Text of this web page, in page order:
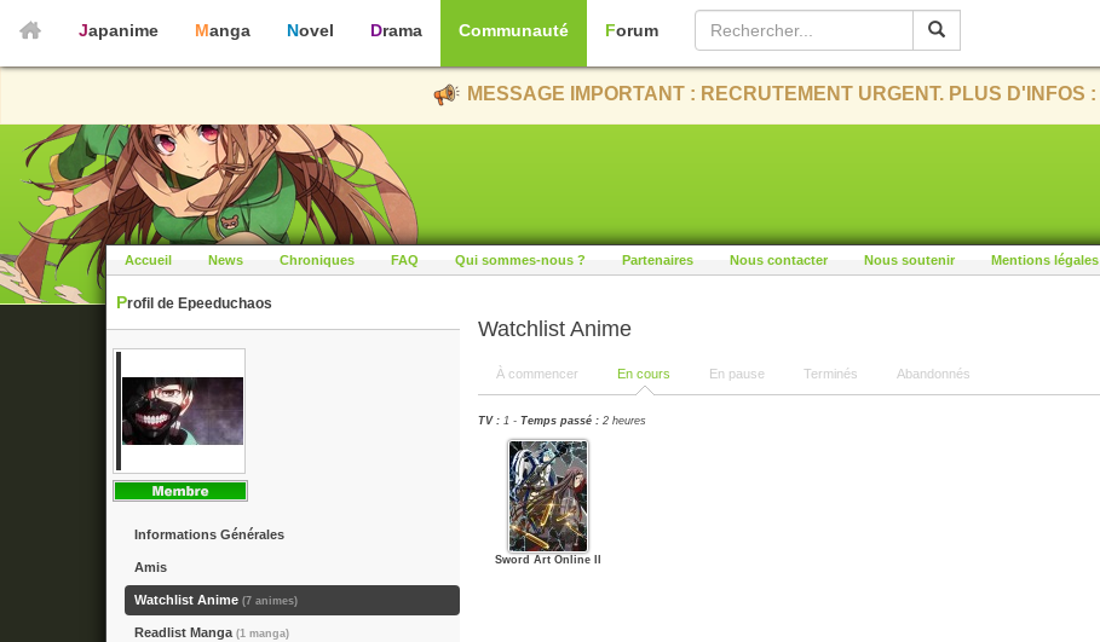
Japanime Manga Novel Drama Communauté Forum
MESSAGE IMPORTANT : RECRUTEMENT URGENT. PLUS D'INFOS :
Accueil News Chroniques FAQ Qui sommes-nous ? Partenaires Nous contacter Nous soutenir Mentions légales
Profil de Epeeduchaos
Informations Générales
Amis
Watchlist Anime (7 animes)
Readlist Manga (1 manga)
Watchlist Anime
À commencer En cours En pause Terminés Abandonnés
TV : 1 - Temps passé : 2 heures
Sword Art Online II